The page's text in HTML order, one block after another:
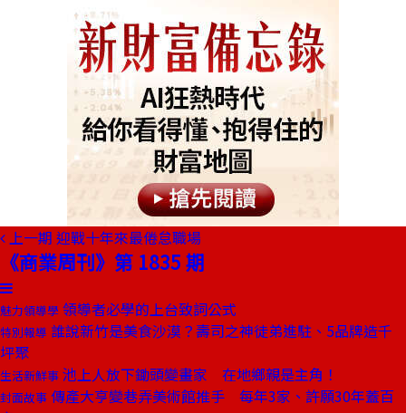
上一期 迎戰十年來最倦怠職場
《商業周刊》第 1835 期
魅力領導學 領導者必學的上台致詞公式
特別報導 誰說新竹是美食沙漠？壽司之神徒弟進駐、5品牌造千
坪聚
生活新鮮事 池上人放下鋤頭變畫家 在地鄉親是主角！
封面故事 傳產大亨變巷弄美術館推手 每年3家、許願30年蓋百